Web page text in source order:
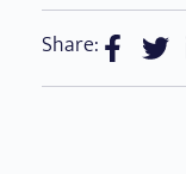
Share: